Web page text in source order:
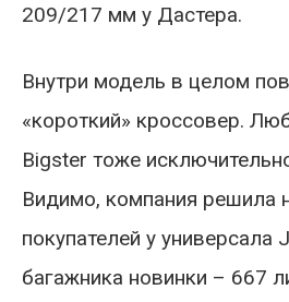
209/217 мм у Дастера.
Внутри модель в целом
«короткий» кроссовер.
Bigster тоже
Видимо, компания решила
покупателей у
багажника новинки – 667